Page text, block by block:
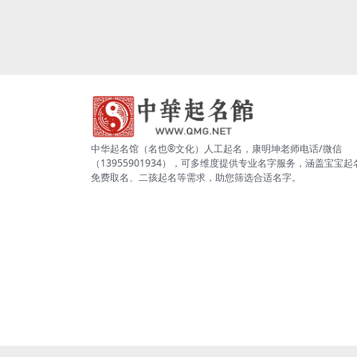
中华起名馆（名也®文化）人工起名，康明坤老师电话/微信
（13955901934），可多维度提供专业名字服务，涵盖宝宝起
免费取名、二孩起名等需求，助您筛选合适名字。